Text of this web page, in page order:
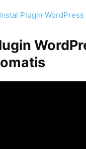
Plugin WordPress